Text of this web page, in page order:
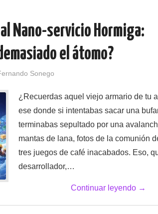
Nano-servicio Hormiga:
el átomo?
Sonego
¿Recuerdas aquel viejo armario de tu
ese donde si intentabas sacar una
terminabas sepultado por una
mantas de lana, fotos de la comunión
tres juegos de café inacabados. Eso,
desarrollador,…
Continuar leyendo →